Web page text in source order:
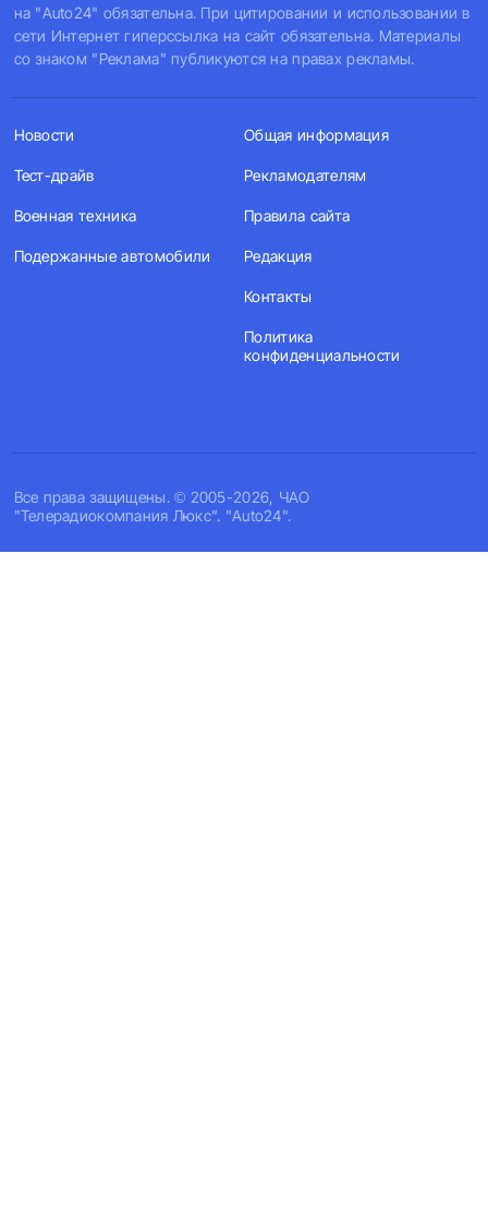
на "Auto24" обязательна. При цитировании и использовании в
сети Интернет гиперссылка на сайт обязательна. Материалы
со знаком "Реклама" публикуются на правах рекламы.
Все права защищены. © 2005-2026, ЧАО
"Телерадиокомпания Люкс". "Auto24".
Новости
Тест-драйв
Военная техника
Подержанные автомобили
Общая информация
Рекламодателям
Правила сайта
Редакция
Контакты
Политика
конфиденциальности